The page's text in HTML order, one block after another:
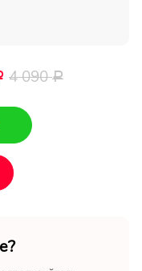
4 090Р